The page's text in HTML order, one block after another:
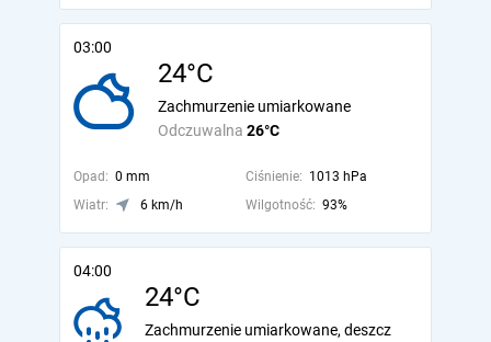
03:00
24°C
Odczuwalna 26°C
Zachmurzenie umiarkowane
Opad: 0 mm Ciśnienie: 1013 hPa
Wiatr:
6 km/h Wilgotność: 93%
04:00
24°C
Zachmurzenie umiarkowane, deszcz